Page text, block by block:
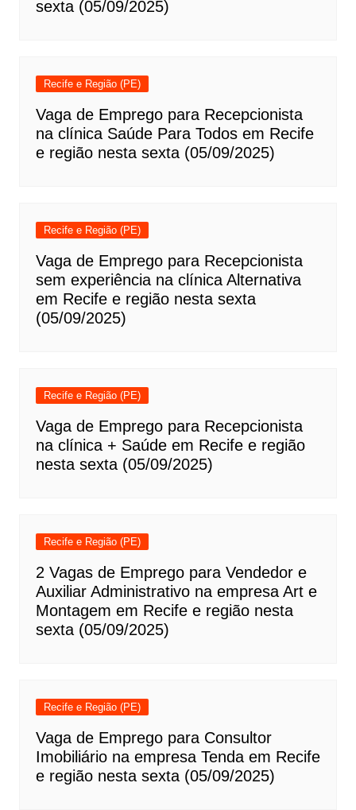
sexta (05/09/2025)
Recife e Região (PE)
Vaga de Emprego para Recepcionista
na clínica Saúde Para Todos em Recife
e região nesta sexta (05/09/2025)
Recife e Região (PE)
Vaga de Emprego para Recepcionista
sem experiência na clínica Alternativa
em Recife e região nesta sexta
(05/09/2025)
Recife e Região (PE)
Vaga de Emprego para Recepcionista
na clínica + Saúde em Recife e região
nesta sexta (05/09/2025)
Recife e Região (PE)
2 Vagas de Emprego para Vendedor e
Auxiliar Administrativo na empresa Art e
Montagem em Recife e região nesta
sexta (05/09/2025)
Recife e Região (PE)
Vaga de Emprego para Consultor
Imobiliário na empresa Tenda em Recife
e região nesta sexta (05/09/2025)